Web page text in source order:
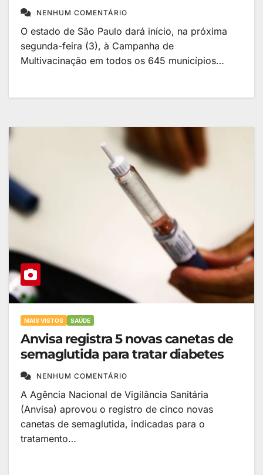
NENHUM COMENTÁRIO
O estado de São Paulo dará início, na próxima
segunda-feira (3), à Campanha de
Multivacinação em todos os 645 municípios…
MAIS VISTOS SAÚDE
Anvisa registra 5 novas canetas de
semaglutida para tratar diabetes
NENHUM COMENTÁRIO
A Agência Nacional de Vigilância Sanitária
(Anvisa) aprovou o registro de cinco novas
canetas de semaglutida, indicadas para o
tratamento…